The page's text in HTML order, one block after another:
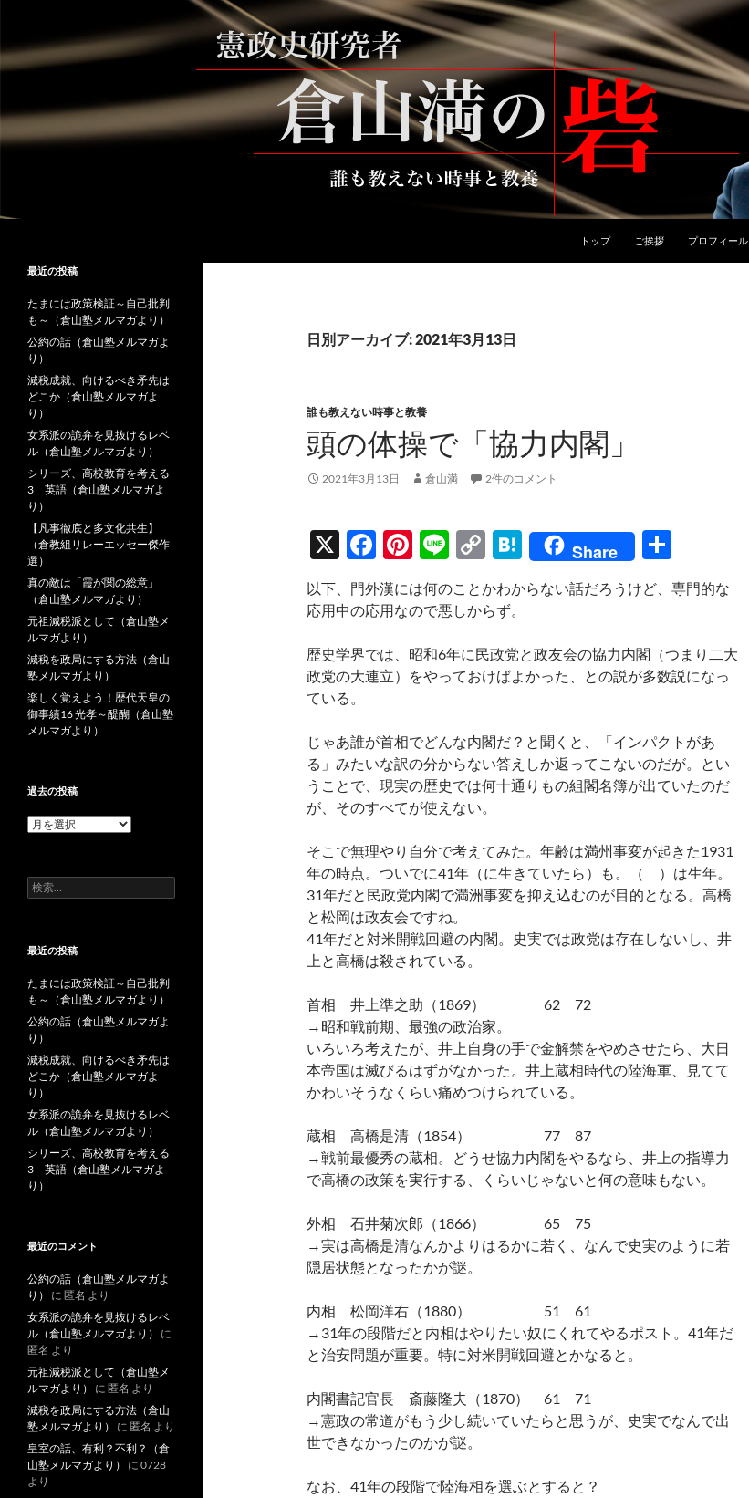
テ
ン
へ
ス
トップ ご挨拶 プロフィール
日別アーカイブ: 2021年3月13日
誰も教えない時事と教養
頭の体操で「協力内閣」
2021年3月13日 倉山満 2件のコメント
X
F
ac
e
o
o
Pi
nt
er
t
Li
e
C
o
p
Li
n
H
at
e
a
Share
有
以下、門外漢には何のことかわからない話だろうけど、専門的な
応用中の応用なので悪しからず。
歴史学界では、昭和6年に民政党と政友会の協力内閣（つまり二大
政党の大連立）をやっておけばよかった、との説が多数説になっ
ている。
じゃあ誰が首相でどんな内閣だ？と聞くと、「インパクトがあ
る」みたいな訳の分からない答えしか返ってこないのだが。とい
うことで、現実の歴史では何十通りもの組閣名簿が出ていたのだ
が、そのすべてが使えない。
そこで無理やり自分で考えてみた。年齢は満州事変が起きた1931
年の時点。ついでに41年（に生きていたら）も。（ ）は生年。
31年だと民政党内閣で満洲事変を抑え込むのが目的となる。高橋
と松岡は政友会ですね。
41年だと対米開戦回避の内閣。史実では政党は存在しないし、井
上と高橋は殺されている。
首相 井上準之助（1869） 62 72
→昭和戦前期、最強の政治家。
いろいろ考えたが、井上自身の手で金解禁をやめさせたら、大日
本帝国は滅びるはずがなかった。井上蔵相時代の陸海軍、見てて
かわいそうなくらい痛めつけられている。
蔵相 高橋是清（1854） 77 87
→戦前最優秀の蔵相。どうせ協力内閣をやるなら、井上の指導力
で高橋の政策を実行する、くらいじゃないと何の意味もない。
外相 石井菊次郎（1866） 65 75
→実は高橋是清なんかよりはるかに若く、なんで史実のように若
隠居状態となったかが謎。
内相 松岡洋右（1880） 51 61
→31年の段階だと内相はやりたい奴にくれてやるポスト。41年だ
と治安問題が重要。特に対米開戦回避とかなると。
内閣書記官長 斎藤隆夫（1870） 61 71
→憲政の常道がもう少し続いていたらと思うが、史実でなんで出
世できなかったのかが謎。
なお、41年の段階で陸海相を選ぶとすると？
倉山満の砦～誰も教えない時事と教
最近の投稿
たまには政策検証～自己批判
も～（倉山塾メルマガより）
公約の話（倉山塾メルマガよ
り）
減税成就、向けるべき矛先は
どこか（倉山塾メルマガよ
り）
女系派の詭弁を見抜けるレベ
ル（倉山塾メルマガより）
シリーズ、高校教育を考える
3 英語（倉山塾メルマガよ
り）
【凡事徹底と多文化共生】
（倉教組リレーエッセー傑作
選）
真の敵は「霞が関の総意」
（倉山塾メルマガより）
元祖減税派として（倉山塾メ
ルマガより）
減税を政局にする方法（倉山
塾メルマガより）
楽しく覚えよう！歴代天皇の
御事績16 光孝～醍醐（倉山塾
メルマガより）
過去の投稿
過
稿
検
索:
最近の投稿
たまには政策検証～自己批判
も～（倉山塾メルマガより）
公約の話（倉山塾メルマガよ
り）
減税成就、向けるべき矛先は
どこか（倉山塾メルマガよ
り）
女系派の詭弁を見抜けるレベ
ル（倉山塾メルマガより）
シリーズ、高校教育を考える
3 英語（倉山塾メルマガよ
り）
最近のコメント
公約の話（倉山塾メルマガよ
り）
に 匿名 より
女系派の詭弁を見抜けるレベ
ル（倉山塾メルマガより）
に
匿名 より
元祖減税派として（倉山塾メ
ルマガより）
に 匿名 より
減税を政局にする方法（倉山
塾メルマガより）
に 匿名 より
皇室の話、有利？不利？（倉
山塾メルマガより）
に 0728
より